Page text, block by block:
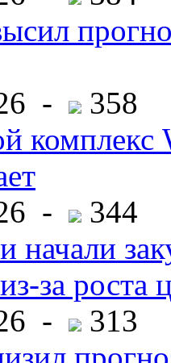
-
358
комплекс
-
344
начали
за роста
-
313